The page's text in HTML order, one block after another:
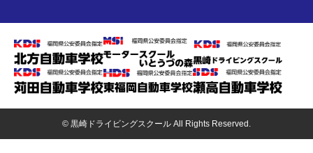
© 黒崎ドライビングスクール All Rights Reserved.